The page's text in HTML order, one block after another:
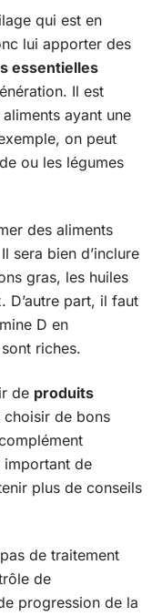
qui est en
lui apporter des
essentielles
Il est
ayant une
on peut
ou les légumes
des aliments
Il sera bien d’inclure
gras, les huiles
D’autre part, il faut
D en
riches.
de produits
choisir de bons
important de
plus de conseils
de traitement
de
progression de la